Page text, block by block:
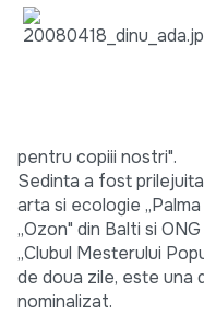
pentru copiii nostri".
Sedinta a fost
arta si ecologie
„Ozon" din Balti si
„Clubul Mesterului
de doua zile, este una
nominalizat.